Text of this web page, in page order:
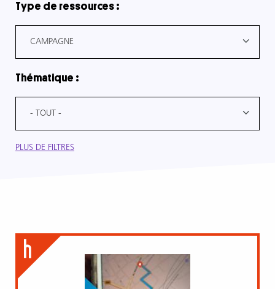
Type de ressources :
CAMPAGNE
Thématique :
- TOUT -
PLUS DE FILTRES